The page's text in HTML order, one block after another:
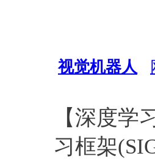
视觉机器人
【深度
习框架